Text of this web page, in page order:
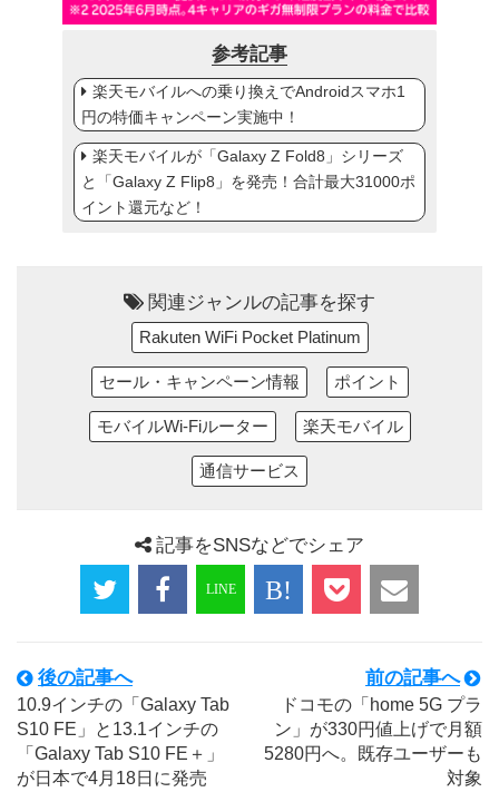
参考記事
楽天モバイルへの乗り換えでAndroidスマホ1
円の特価キャンペーン実施中！
楽天モバイルが「Galaxy Z Fold8」シリーズ
と「Galaxy Z Flip8」を発売！合計最大31000ポ
イント還元など！
関連ジャンルの記事を探す
Rakuten WiFi Pocket Platinum
セール・キャンペーン情報 ポイント
モバイルWi-Fiルーター 楽天モバイル
通信サービス
記事をSNSなどでシェア
後の記事へ
10.9インチの「Galaxy Tab
S10 FE」と13.1インチの
「Galaxy Tab S10 FE＋」
が日本で4月18日に発売
前の記事へ
ドコモの「home 5G プラ
ン」が330円値上げで月額
5280円へ。既存ユーザーも
対象